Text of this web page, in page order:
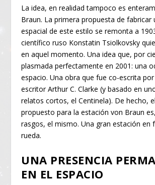
La idea, en realidad tampoco es
Braun. La primera propuesta de fabricar
espacial de este estilo se remonta a
científico ruso Konstatin Tsiolkovsky
en aquel momento. Una idea que, por
plasmada perfectamente en 2001: una
espacio. Una obra que fue co-escrita
escritor Arthur C. Clarke (y basado en
relatos cortos, el Centinela). De hecho,
propuesto para la estación von Braun
rasgos, el mismo. Una gran estación en
rueda.
UNA PRESENCIA
EN EL ESPACIO